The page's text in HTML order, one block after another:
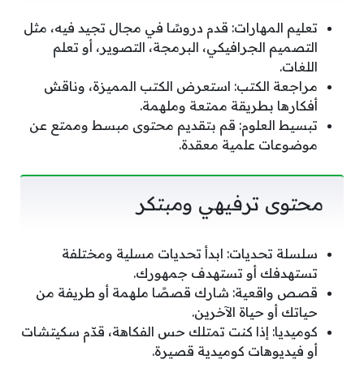
تعليم المهارات: قدم دروسًا في مجال تجيد فيه، مثل
التصميم الجرافيكي، البرمجة، التصوير، أو تعلم
اللغات.
مراجعة الكتب: استعرض الكتب المميزة، وناقش
أفكارها بطريقة ممتعة وملهمة.
تبسيط العلوم: قم بتقديم محتوى مبسط وممتع عن
موضوعات علمية معقدة.
محتوى ترفيهي ومبتكر
سلسلة تحديات: ابدأ تحديات مسلية ومختلفة
تستهدفك أو تستهدف جمهورك.
قصص واقعية: شارك قصصًا ملهمة أو طريفة من
حياتك أو حياة الآخرين.
كوميديا: إذا كنت تمتلك حس الفكاهة، قدّم سكيتشات
أو فيديوهات كوميدية قصيرة.